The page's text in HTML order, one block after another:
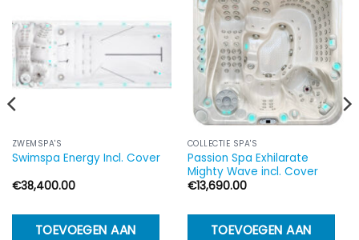
ZWEMSPA'S
Swimspa Energy Incl. Cover
€38,400.00
TOEVOEGEN AAN
COLLECTIE SPA'S
Passion Spa Exhilarate
Mighty Wave incl. Cover
€13,690.00
TOEVOEGEN AAN